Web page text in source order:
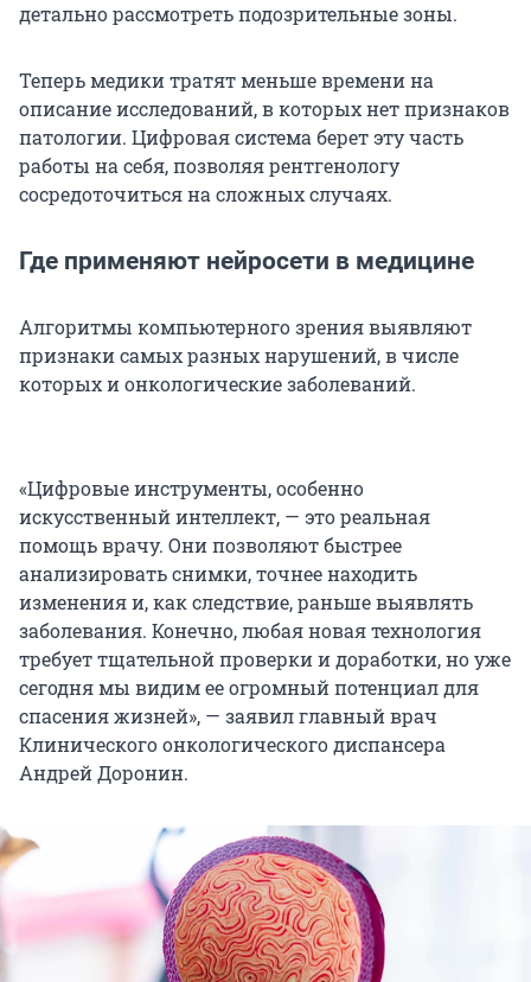
детально рассмотреть подозрительные зоны.
Теперь медики тратят меньше времени на
описание исследований, в которых нет признаков
патологии. Цифровая система берет эту часть
работы на себя, позволяя рентгенологу
сосредоточиться на сложных случаях.
Где применяют нейросети в медицине
Алгоритмы компьютерного зрения выявляют
признаки самых разных нарушений, в числе
которых и онкологические заболеваний.
«Цифровые инструменты, особенно
искусственный интеллект, — это реальная
помощь врачу. Они позволяют быстрее
анализировать снимки, точнее находить
изменения и, как следствие, раньше выявлять
заболевания. Конечно, любая новая технология
требует тщательной проверки и доработки, но уже
сегодня мы видим ее огромный потенциал для
спасения жизней», — заявил главный врач
Клинического онкологического диспансера
Андрей Доронин.